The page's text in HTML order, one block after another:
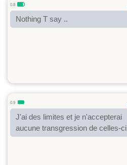
0.8
Nothing T say ..
0.9
J'ai des limites et je n'accepterai
aucune transgression de celles-ci